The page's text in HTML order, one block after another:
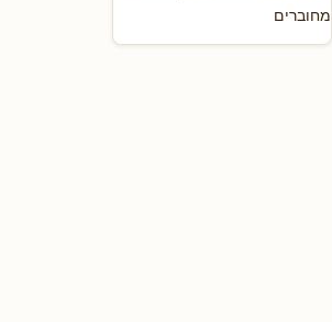
מחוברים